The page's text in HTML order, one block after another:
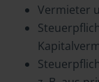
Vermieter